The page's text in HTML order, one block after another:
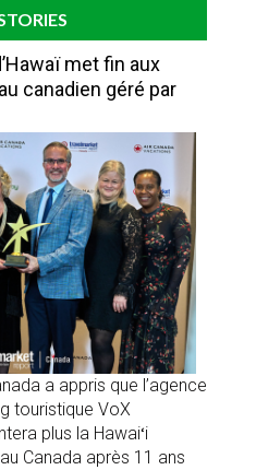
met fin aux
canadien géré par
a appris que l’agence
touristique VoX
plus la Hawaiʻi
Canada après 11 ans